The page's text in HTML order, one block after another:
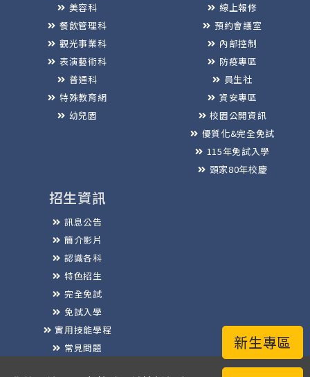
新生專區
美容科
餐飲管理科
觀光事業科
表演藝術科
普通科
特殊教育網
幼兒園
線上報修
預約會議室
內部控制
防疫專區
員生社
資安專區
校園公開資訊
優質化&完全免試
115年免試入學
頭家80年校慶
招生資訊
訊息公告
簡介影片
認識各科
特色招生
完全免試
免試入學
實用技能學程
常見問題